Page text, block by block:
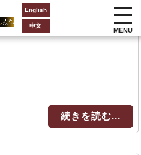
English
中文
MENU
続きを読む...